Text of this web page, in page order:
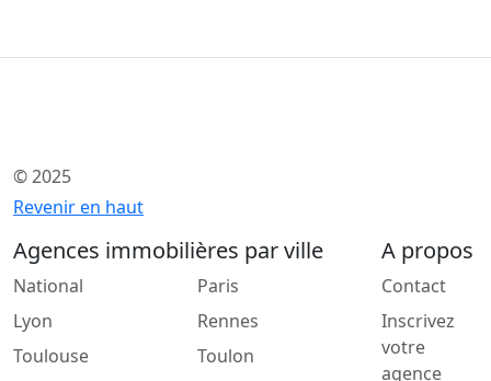
© 2025
Revenir en haut
Agences immobilières par ville
National
Lyon
Toulouse
Paris
Rennes
Toulon
A propos
Contact
Inscrivez
votre
agence